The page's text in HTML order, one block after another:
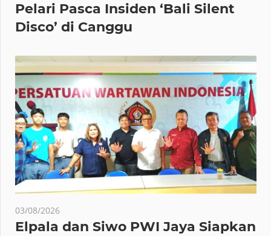
Pelari Pasca Insiden ‘Bali Silent
Disco’ di Canggu
03/08/2026
Elpala dan Siwo PWI Jaya Siapkan